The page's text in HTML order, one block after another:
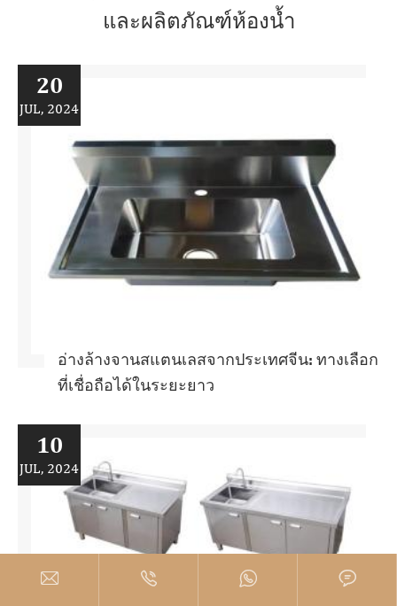
และผลิตภัณฑ์ห้องน้ำ
20
JUL, 2024
อ่างล้างจานสแตนเลสจากประเทศจีน: ทางเลือก
ที่เชื่อถือได้ในระยะยาว
10
JUL, 2024
   